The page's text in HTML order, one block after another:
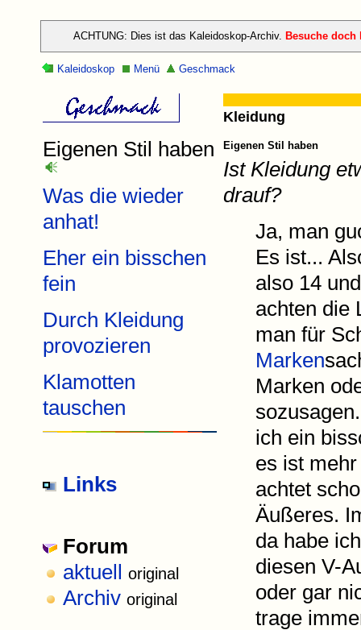
ACHTUNG: Dies ist das Kaleidoskop-Archiv. Besuche doch
Kaleidoskop Menü Geschmack
Eigenen Stil haben
Was die wieder
anhat!
Eher ein bisschen
fein
Durch Kleidung
provozieren
Klamotten
tauschen
Links
Forum
aktuell
original
Archiv original
Kleidung
Eigenen Stil haben
Ist Kleidung
drauf?
Ja, man
Es ist...
also 14
achten die
man für
Marken
Marken
ich ein
es ist
achtet
Äußeres.
da habe
diesen V-
oder gar
trage